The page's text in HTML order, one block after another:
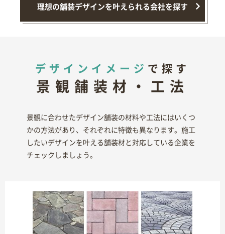
理想の舗装デザインを叶えられる会社を探す
デザインイメージ で探す
景観舗装材・工法
景観に合わせたデザイン舗装の材料や工法にはいくつ
かの方法があり、それぞれに特徴も異なります。施工
したいデザインを叶える舗装材と対応している企業を
チェックしましょう。